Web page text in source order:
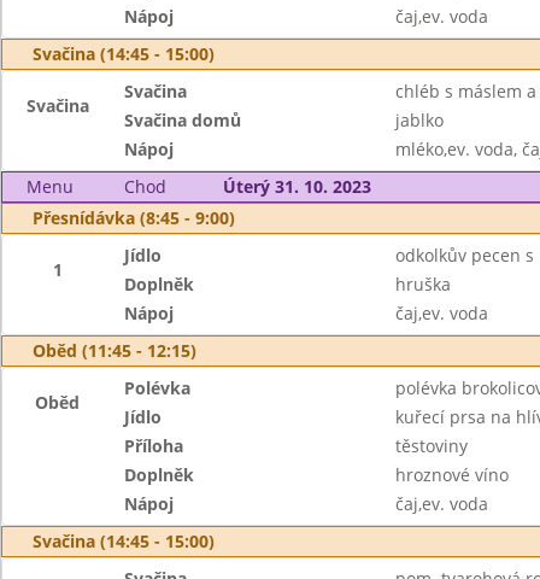
Nápoj
čaj,ev. voda
Svačina (14:45 - 15:00)
Svačina
Svačina
chléb s máslem
Svačina domů
jablko
Nápoj
mléko,ev. voda,
Menu
Chod
Úterý 31. 10. 2023
Přesnídávka (8:45 - 9:00)
1
Jídlo
odkolkův pecen
Doplněk
hruška
Nápoj
čaj,ev. voda
Oběd (11:45 - 12:15)
Oběd
Polévka
polévka
Jídlo
kuřecí prsa na
Příloha
těstoviny
Doplněk
hroznové víno
Nápoj
čaj,ev. voda
Svačina (14:45 - 15:00)